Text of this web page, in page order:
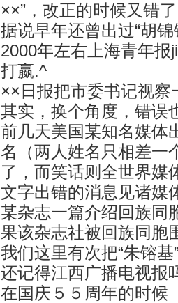
××”，改正的时候又错
据说早年还曾出过“胡锦
2000年左右上海青年
打嬴.^
××日报把市委书记视
其实，换个角度，错误
前几天美国某知名媒体
名（两人姓名只相差一
了，而笑话则全世界媒
文字出错的消息见诸媒
某杂志一篇介绍回族同
果该杂志社被回族同胞
我们这里有次把“朱镕
还记得江西广播电视报
在国庆５５周年的时